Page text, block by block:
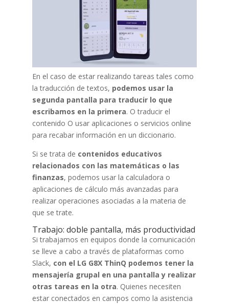
En el caso de estar realizando tareas tales como
la traducción de textos, podemos usar la
segunda pantalla para traducir lo que
escribamos en la primera. O traducir el
contenido O usar aplicaciones o servicios online
para recabar información en un diccionario.
Si se trata de contenidos educativos
relacionados con las matemáticas o las
finanzas, podemos usar la calculadora o
aplicaciones de cálculo más avanzadas para
realizar operaciones asociadas a la materia de
que se trate.
Trabajo: doble pantalla, más productividad
Si trabajamos en equipos donde la comunicación
se lleve a cabo a través de plataformas como
Slack, con el LG G8X ThinQ podemos tener la
mensajería grupal en una pantalla y realizar
otras tareas en la otra. Quienes necesiten
estar conectados en campos como la asistencia